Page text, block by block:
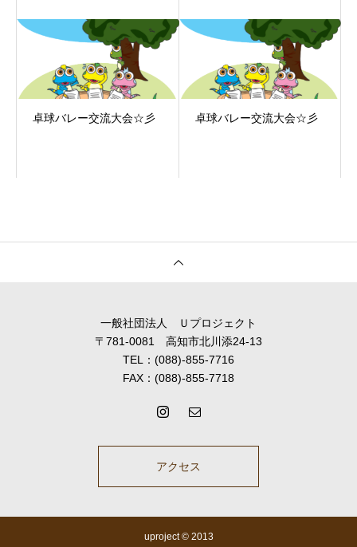
卓球バレー交流大会☆彡 卓球バレー交流大会☆彡
一般社団法人 Ｕプロジェクト
〒781-0081 高知市北川添24-13
TEL：(088)-855-7716
FAX：(088)-855-7718
アクセス
uproject © 2013